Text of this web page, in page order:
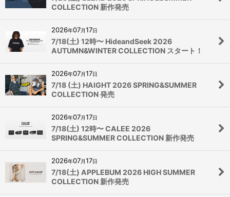
COLLECTION 新作発売
2026年07月17日
7/18(土) 12時〜 HideandSeek 2026
AUTUMN&WINTER COLLECTION スタート！
2026年07月17日
7/18 (土) HAIGHT 2026 SPRING&SUMMER
COLLECTION 発売
2026年07月17日
7/18(土) 12時〜 CALEE 2026
SPRING&SUMMER COLLECTION 新作発売
2026年07月17日
7/18(土) APPLEBUM 2026 HIGH SUMMER
COLLECTION 新作発売